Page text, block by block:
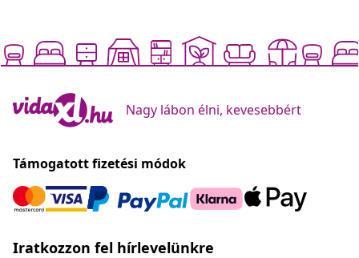
Nagy lábon élni, kevesebbért
Támogatott fizetési módok
Iratkozzon fel hírlevelünkre